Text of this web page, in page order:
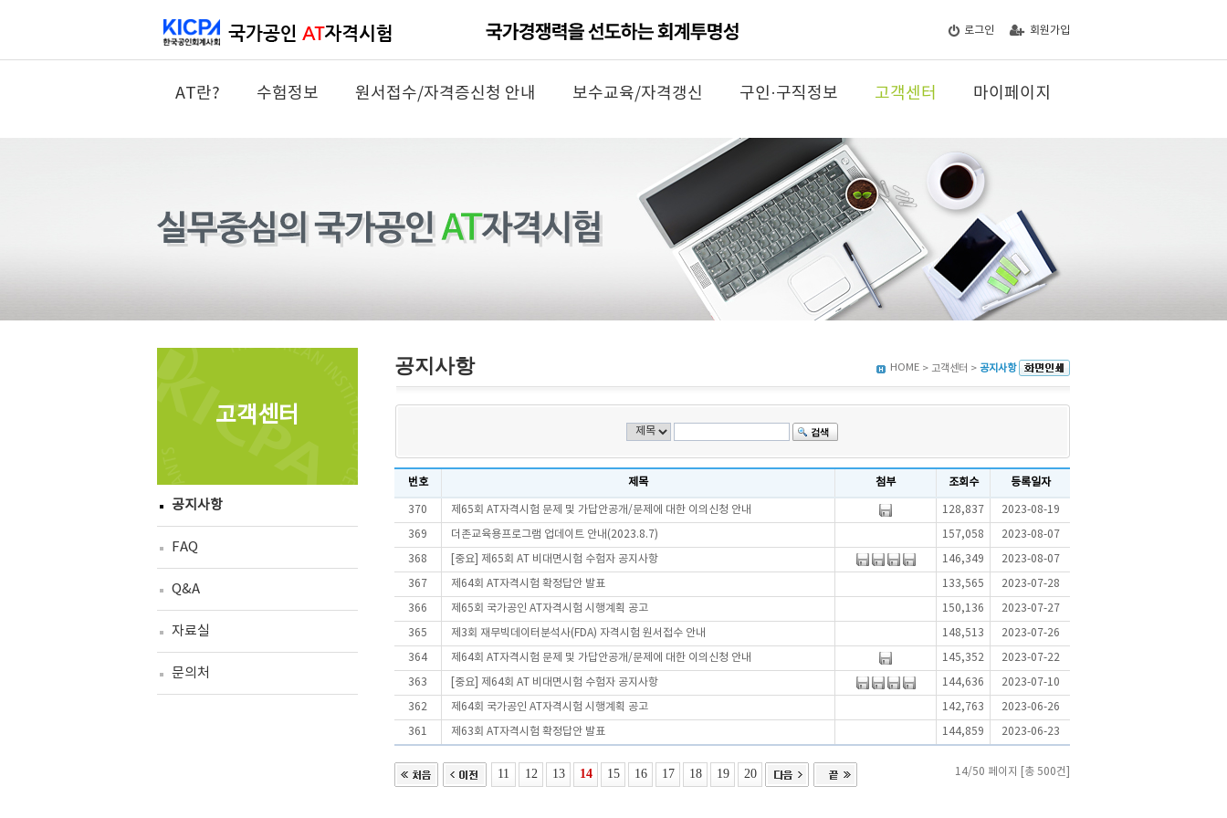
로그인 회원가입
AT란? 수험정보 원서접수/자격증신청 안내 보수교육/자격갱신 구인·구직정보 고객센터 마이페이지
고객센터
공지사항
FAQ
Q&A
자료실
문의처
공지사항 HOME > 고객센터 > 공지사항
번호 제목 첨부 조회수 등록일자
370 제65회 AT자격시험 문제 및 가답안공개/문제에 대한 이의신청 안내 128,837 2023-08-19
369 더존교육용프로그램 업데이트 안내(2023.8.7) 157,058 2023-08-07
368 [중요] 제65회 AT 비대면시험 수험자 공지사항 146,349 2023-08-07
367 제64회 AT자격시험 확정답안 발표 133,565 2023-07-28
366 제65회 국가공인 AT자격시험 시행계획 공고 150,136 2023-07-27
365 제3회 재무빅데이터분석사(FDA) 자격시험 원서접수 안내 148,513 2023-07-26
364 제64회 AT자격시험 문제 및 가답안공개/문제에 대한 이의신청 안내 145,352 2023-07-22
363 [중요] 제64회 AT 비대면시험 수험자 공지사항 144,636 2023-07-10
362 제64회 국가공인 AT자격시험 시행계획 공고 142,763 2023-06-26
361 제63회 AT자격시험 확정답안 발표 144,859 2023-06-23
11 12 13 14 15 16 17 18 19 20 14/50 페이지 [총 500건]